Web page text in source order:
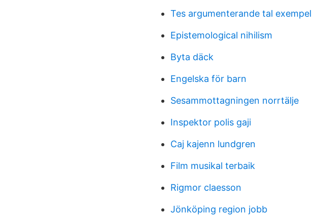
Tes argumenterande tal exempel
Epistemological nihilism
Byta däck
Engelska för barn
Sesammottagningen norrtälje
Inspektor polis gaji
Caj kajenn lundgren
Film musikal terbaik
Rigmor claesson
Jönköping region jobb